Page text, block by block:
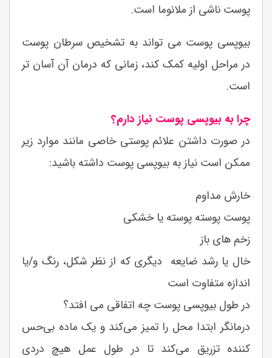
پوست ناشی از ملانوما است.
بیوپسی پوست می تواند به تشخیص سرطان پوست
در مراحل اولیه کمک کند، زمانی که درمان آن آسان تر
است.
چرا به بیوپسی پوست نیاز دارم؟
در صورت داشتن علائم پوستی خاصی مانند موارد زیر
ممکن است نیاز به بیوپسی پوست داشته باشید:
خارش مداوم
پوست پوسته پوسته یا خشکی
زخم های باز
خال یا رشد ضایعه دیگری که از نظر شکل، رنگ و/یا
اندازه متفاوت است
در طول بیوپسی پوست چه اتفاقی می افتد؟
درمانگر ابتدا محل را تمیز می‌کند و یک ماده بی‌حس
کننده تزریق می‌کند تا در طول عمل هیچ دردی